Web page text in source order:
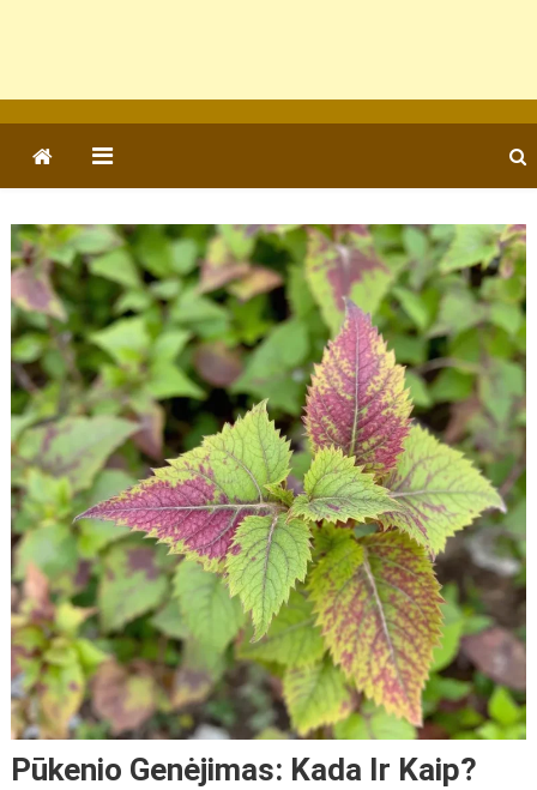
Pūkenio Genėjimas: Kada Ir Kaip?